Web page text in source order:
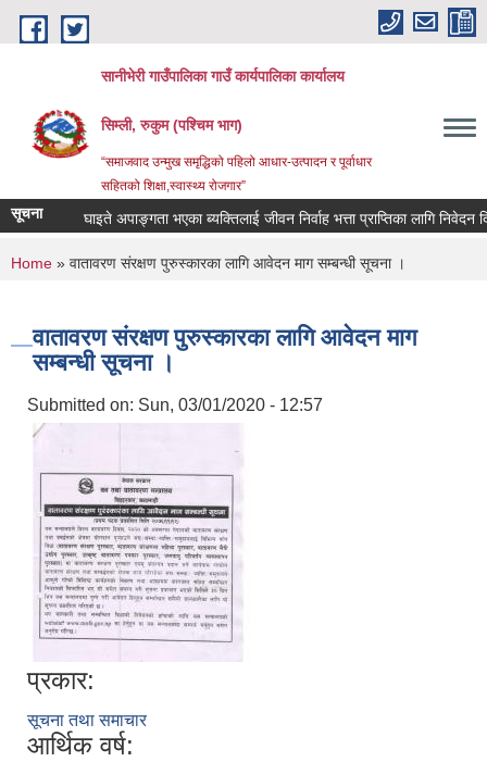
Skip to main content
सानीभेरी गाउँपालिका गाउँ कार्यपालिका कार्यालय
सिम्ली, रुकुम (पश्चिम भाग)
“समाजवाद उन्मुख समृद्धिको पहिलो आधार-उत्पादन र पूर्वाधार
सहितको शिक्षा,स्वास्थ्य रोजगार”
सूचना घाइते अपाङ्गता भएका ब्यक्तिलाई जीवन निर्वाह भत्ता प्राप्तिका लागि निवेदन दिन
You are here
Home » वातावरण संरक्षण पुरुस्कारका लागि आवेदन माग सम्बन्धी सूचना ।
वातावरण संरक्षण पुरुस्कारका लागि आवेदन माग
सम्बन्धी सूचना ।
Submitted on: Sun, 03/01/2020 - 12:57
प्रकार:
सूचना तथा समाचार
आर्थिक वर्ष: